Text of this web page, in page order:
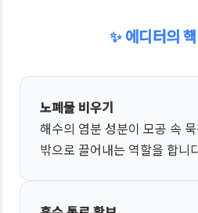
✨ 에디터의
노폐물 비우기
해수의 염분 성분이 모공 속
밖으로 끌어내는 역할을 합니